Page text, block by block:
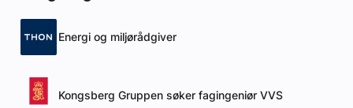
Energi og miljørådgiver
Kongsberg Gruppen søker fagingeniør VVS